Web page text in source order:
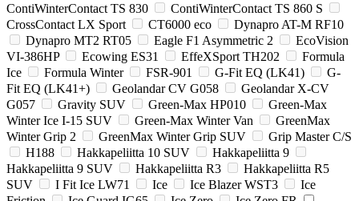
ContiWinterContact TS 830
ContiWinterContact TS 860 S
CrossContact LX Sport
CT6000 eco
Dynapro AT-M RF10
Dynapro MT2 RT05
Eagle F1 Asymmetric 2
EcoVision
VI-386HP
Ecowing ES31 EffeXSport TH202
Formula
Ice
Formula Winter FSR-901 G-Fit EQ (LK41)
G-
Fit EQ (LK41+)
Geolandar CV G058
Geolandar X-CV
G057
Gravity SUV Green-Max HP010
Green-Max
Winter Ice I-15 SUV
Green-Max Winter Van
GreenMax
Winter Grip 2
GreenMax Winter Grip SUV
Grip Master C/S
H188
Hakkapeliitta 10 SUV
Hakkapeliitta 9
Hakkapeliitta 9 SUV
Hakkapeliitta R3
Hakkapeliitta R5
SUV
I Fit Ice LW71 Ice Ice Blazer WST3
Ice